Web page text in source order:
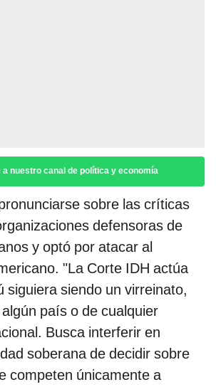
a nuestro canal de política y economía
sobre las críticas
defensoras de
y optó por atacar al
"La Corte IDH actúa
siguiera siendo un virreinato,
país o de cualquier
Busca interferir en
soberana de decidir sobre
competen únicamente a